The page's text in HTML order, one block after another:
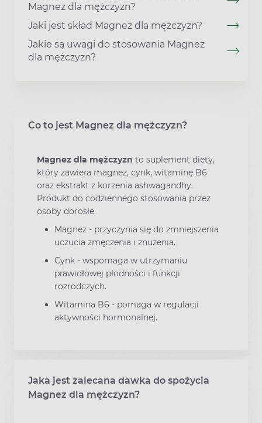
Magnez dla mężczyzn?
Jaki jest skład Magnez dla mężczyzn?
Jakie są uwagi do stosowania Magnez
dla mężczyzn?
Co to jest Magnez dla mężczyzn?
Magnez dla mężczyzn to suplement diety,
który zawiera magnez, cynk, witaminę B6
oraz ekstrakt z korzenia ashwagandhy.
Produkt do codziennego stosowania przez
osoby dorosłe.
Magnez - przyczynia się do zmniejszenia
uczucia zmęczenia i znużenia.
Cynk - wspomaga w utrzymaniu
prawidłowej płodności i funkcji
rozrodczych.
Witamina B6 - pomaga w regulacji
aktywności hormonalnej.
Jaka jest zalecana dawka do spożycia
Magnez dla mężczyzn?